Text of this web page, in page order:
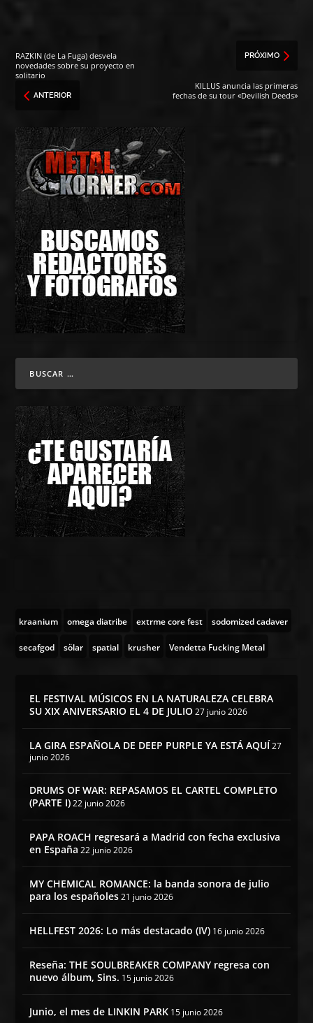
RAZKIN (de La Fuga) desvela
novedades sobre su proyecto en
solitario
ANTERIOR
PRÓXIMO
KILLUS anuncia las primeras
fechas de su tour «Devilish Deeds»
kraanium omega diatribe extrme core fest sodomized cadaver
secafgod sölar spatial krusher Vendetta Fucking Metal
EL FESTIVAL MÚSICOS EN LA NATURALEZA CELEBRA
SU XIX ANIVERSARIO EL 4 DE JULIO 27 junio 2026
LA GIRA ESPAÑOLA DE DEEP PURPLE YA ESTÁ AQUÍ 27
junio 2026
DRUMS OF WAR: REPASAMOS EL CARTEL COMPLETO
(PARTE I) 22 junio 2026
PAPA ROACH regresará a Madrid con fecha exclusiva
en España 22 junio 2026
MY CHEMICAL ROMANCE: la banda sonora de julio
para los españoles 21 junio 2026
HELLFEST 2026: Lo más destacado (IV) 16 junio 2026
Reseña: THE SOULBREAKER COMPANY regresa con
nuevo álbum, Sins. 15 junio 2026
Junio, el mes de LINKIN PARK 15 junio 2026